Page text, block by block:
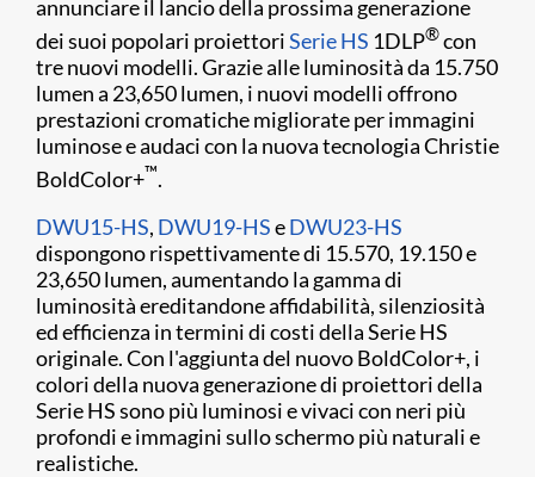
annunciare il lancio della prossima generazione
dei suoi popolari proiettoriSerie HS 1DLP®con
tre nuovi modelli. Grazie alle luminosità da 15.750
lumen a 23,650 lumen, i nuovi modelli offrono
prestazioni cromatiche migliorate per immagini
luminose e audaci con la nuova tecnologia Christie
BoldColor+™.
DWU15-HS, DWU19-HSeDWU23-HS
dispongono rispettivamente di 15.570, 19.150 e
23,650 lumen, aumentando la gamma di
luminosità ereditandone affidabilità, silenziosità
ed efficienza in termini di costi della Serie HS
originale. Con l'aggiunta del nuovo BoldColor+, i
colori della nuova generazione di proiettori della
Serie HS sono più luminosi e vivaci con neri più
profondi e immagini sullo schermo più naturali e
realistiche.